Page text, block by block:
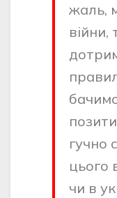
жаль,
гучно
цього
чи в